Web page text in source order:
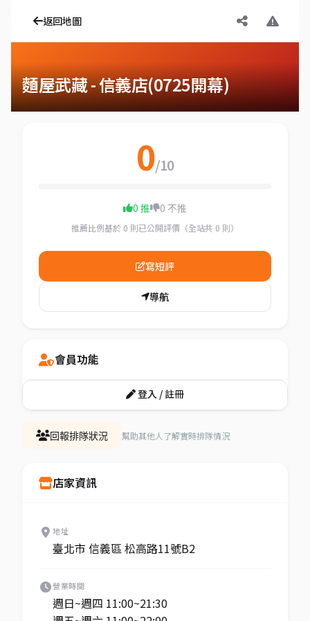
返回地圖
麵屋武藏 - 信義店(0725開幕)
回報排隊狀況 幫助其他人了解實時排隊情況
店家資訊
地址
臺北市 信義區 松高路11號B2
營業時間
週日~週四 11:00~21:30
0/10
0 推 0 不推
推薦比例基於 0 則已公開評價（全站共 0 則）
寫短評
導航
會員功能
登入 / 註冊